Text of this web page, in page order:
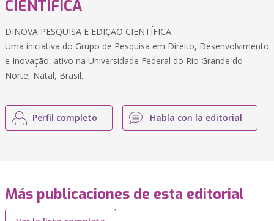
CIENTÍFICA
DINOVA PESQUISA E EDIÇÃO CIENTÍFICA
Uma iniciativa do Grupo de Pesquisa em Direito, Desenvolvimento
e Inovação, ativo na Universidade Federal do Rio Grande do
Norte, Natal, Brasil.
Perfil completo Habla con la editorial
Más publicaciones de esta editorial